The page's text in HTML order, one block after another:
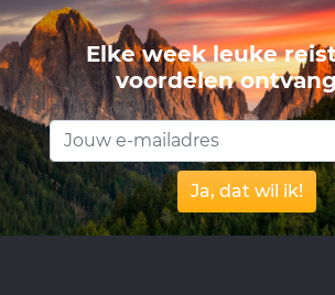
Elke week leuke
voordelen
Ja, dat wil ik!